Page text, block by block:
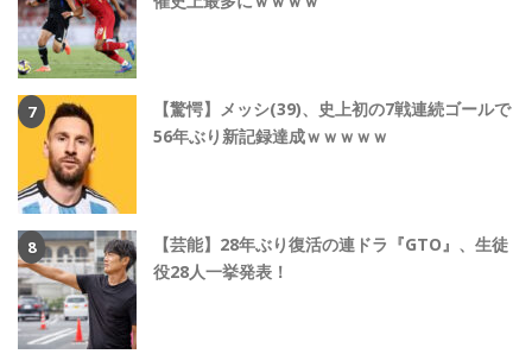
【驚愕】メッシ(39)、史上初の7戦連続ゴールで
56年ぶり新記録達成ｗｗｗｗｗ
【芸能】28年ぶり復活の連ドラ『GTO』、生徒
役28人一挙発表！